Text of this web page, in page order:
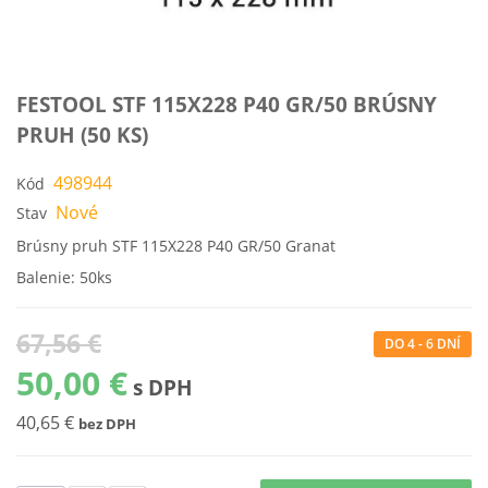
FESTOOL STF 115X228 P40 GR/50 BRÚSNY
PRUH (50 KS)
Kód 498944
Stav Nové
Brúsny pruh STF 115X228 P40 GR/50 Granat
Balenie: 50ks
67,56 €
50,00 € s DPH
40,65 € bez DPH
DO 4 - 6 DNÍ